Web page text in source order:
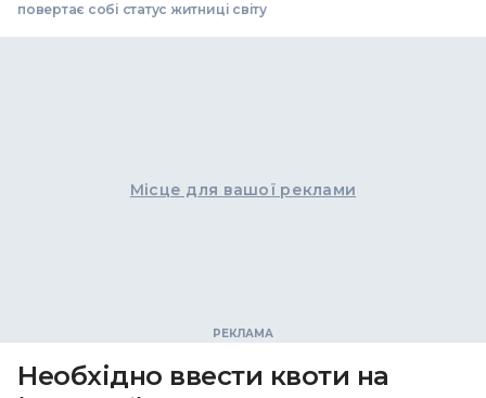
повертає собі статус житниці світу
Місце для вашої реклами
Необхідно ввести квоти на